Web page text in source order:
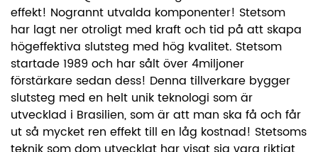
effekt! Nogrannt utvalda komponenter! Stetsom
har lagt ner otroligt med kraft och tid på att skapa
högeffektiva slutsteg med hög kvalitet. Stetsom
startade 1989 och har sålt över 4miljoner
förstärkare sedan dess! Denna tillverkare bygger
slutsteg med en helt unik teknologi som är
utvecklad i Brasilien, som är att man ska få och får
ut så mycket ren effekt till en låg kostnad! Stetsoms